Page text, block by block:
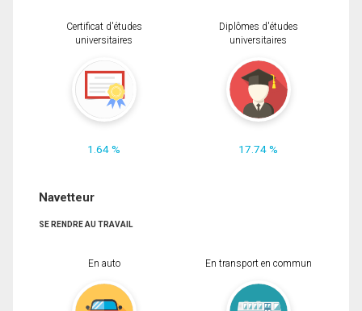
Certificat d'études
universitaires
1.64 %
Diplômes d'études
universitaires
17.74 %
Navetteur
SE RENDRE AU TRAVAIL
En auto En transport en commun